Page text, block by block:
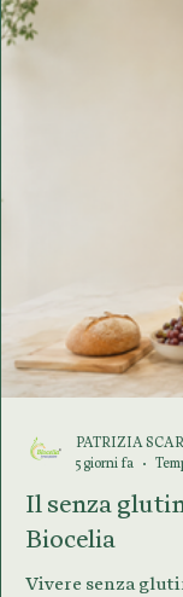
l’Istituto
disponibile è una
Il senza
PATRIZIA
5 giorni fa